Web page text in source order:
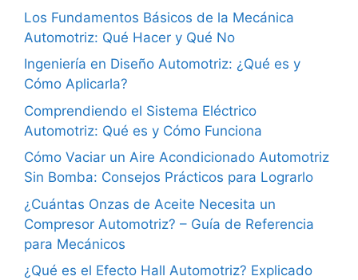
Los Fundamentos Básicos de la Mecánica
Automotriz: Qué Hacer y Qué No
Ingeniería en Diseño Automotriz: ¿Qué es y
Cómo Aplicarla?
Comprendiendo el Sistema Eléctrico
Automotriz: Qué es y Cómo Funciona
Cómo Vaciar un Aire Acondicionado Automotriz
Sin Bomba: Consejos Prácticos para Lograrlo
¿Cuántas Onzas de Aceite Necesita un
Compresor Automotriz? – Guía de Referencia
para Mecánicos
¿Qué es el Efecto Hall Automotriz? Explicado